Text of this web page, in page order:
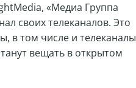
«Медиа Группа
своих телеканалов. Это
в том числе и телеканалы
вещать в открытом